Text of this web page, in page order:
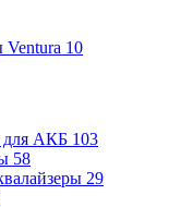
Ventura 10
для АКБ 103
58
29